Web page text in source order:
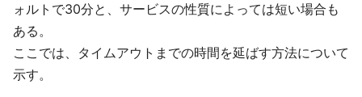
ォルトで30分と、サービスの性質によっては短い場合も
ある。
ここでは、タイムアウトまでの時間を延ばす方法について
示す。